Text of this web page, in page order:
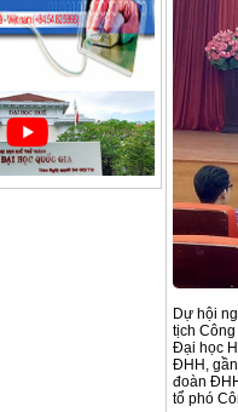
Dự hội
tịch
Đại học
ĐHH,
đoàn
tổ phó